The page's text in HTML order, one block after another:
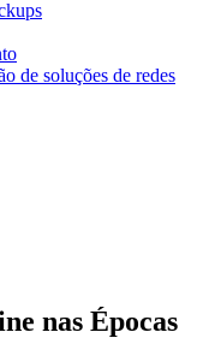
de soluções de redes
nas Épocas